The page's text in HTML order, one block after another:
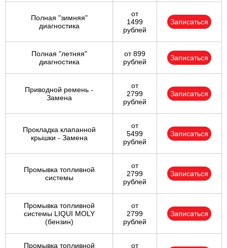
Полная "зимняя"
диагностика
от
1499
рублей
Записаться
Полная "летняя"
диагностика
от 899
рублей
Записаться
Приводной ремень -
Замена
от
2799
рублей
Записаться
Прокладка клапанной
крышки - Замена
от
5499
рублей
Записаться
Промывка топливной
системы
от
2799
рублей
Записаться
Промывка топливной
системы LIQUI MOLY
(бензин)
от
2799
рублей
Записаться
Промывка топливной
от